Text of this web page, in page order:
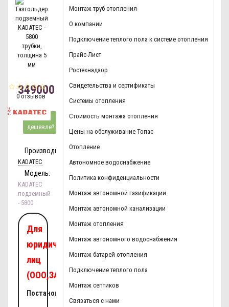
Монтаж труб отопления
О компании
Подключение теплого пола к системе отопления
Прайс-Лист
Ростехнадзор
Свидетельства и сертификаты
Системы отопления
Стоимость монтажа отопления
Цены на обслуживание Топас
Отопление
Автономное водоснабжение
Политика конфиденциальности
Монтаж автономной газификации
Монтаж автономной канализации
Монтаж отопления
Монтаж автономного водоснабжения
Монтаж батарей отопления
Подключение теплого пола
Монтаж септиков
Связаться с нами
0 отзывов
349000
дешевле?
Производитель:
KADATEC
Модель:
KADATEC
подземный
- 5800
Для
юридических
лиц
(ООО,ЗАО,ОАО):
Постановка